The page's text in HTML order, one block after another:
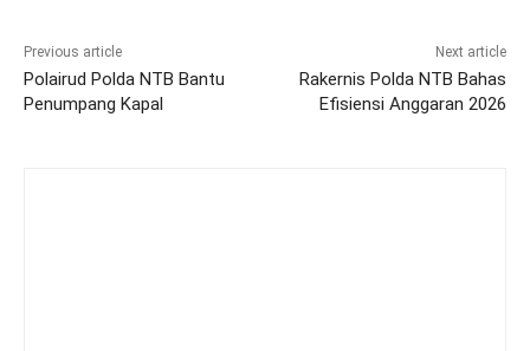
Previous article
Polairud Polda NTB Bantu
Penumpang Kapal
Next article
Rakernis Polda NTB Bahas
Efisiensi Anggaran 2026